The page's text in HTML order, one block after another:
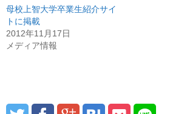
し
い
ウ
ィ
ン
ド
ウ
ド
ウ
開
き
ま
す
し
い
ィ
ン
母校上智大学卒業生紹介サイ
トに掲載
2012年11月17日
メディア情報